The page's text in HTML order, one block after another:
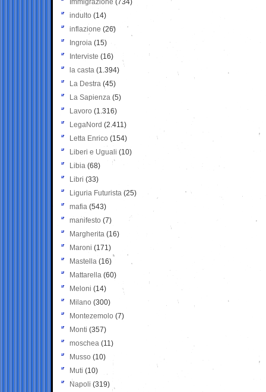
Immigrazione (734)
indulto (14)
inflazione (26)
Ingroia (15)
Interviste (16)
la casta (1.394)
La Destra (45)
La Sapienza (5)
Lavoro (1.316)
LegaNord (2.411)
Letta Enrico (154)
Liberi e Uguali (10)
Libia (68)
Libri (33)
Liguria Futurista (25)
mafia (543)
manifesto (7)
Margherita (16)
Maroni (171)
Mastella (16)
Mattarella (60)
Meloni (14)
Milano (300)
Montezemolo (7)
Monti (357)
moschea (11)
Musso (10)
Muti (10)
Napoli (319)